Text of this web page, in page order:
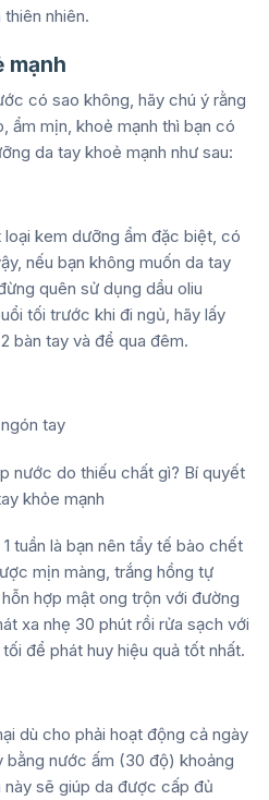
nhiên.
mạnh
có sao không, hãy chú ý rằng
ẩm mịn, khoẻ mạnh thì bạn có
da tay khoẻ mạnh như sau:
loại kem dưỡng ẩm đặc biệt, có
nếu bạn không muốn da tay
quên sử dụng dầu oliu
tối trước khi đi ngủ, hãy lấy
bàn tay và để qua đêm.
nước do thiếu chất gì? Bí quyết
khỏe mạnh
tuần là bạn nên tẩy tế bào chết
mịn màng, trắng hồng tự
hợp mật ong trộn với đường
xa nhẹ 30 phút rồi rửa sạch với
để phát huy hiệu quả tốt nhất.
dù cho phải hoạt động cả ngày
bằng nước ấm (30 độ) khoảng
này sẽ giúp da được cấp đủ